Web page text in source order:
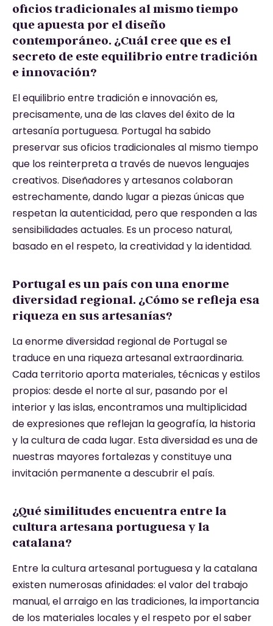
oficios tradicionales al mismo tiempo
que apuesta por el diseño
contemporáneo. ¿Cuál cree que es el
secreto de este equilibrio entre tradición
e innovación?
El equilibrio entre tradición e innovación es,
precisamente, una de las claves del éxito de la
artesanía portuguesa. Portugal ha sabido
preservar sus oficios tradicionales al mismo tiempo
que los reinterpreta a través de nuevos lenguajes
creativos. Diseñadores y artesanos colaboran
estrechamente, dando lugar a piezas únicas que
respetan la autenticidad, pero que responden a las
sensibilidades actuales. Es un proceso natural,
basado en el respeto, la creatividad y la identidad.
Portugal es un país con una enorme
diversidad regional. ¿Cómo se refleja esa
riqueza en sus artesanías?
La enorme diversidad regional de Portugal se
traduce en una riqueza artesanal extraordinaria.
Cada territorio aporta materiales, técnicas y estilos
propios: desde el norte al sur, pasando por el
interior y las islas, encontramos una multiplicidad
de expresiones que reflejan la geografía, la historia
y la cultura de cada lugar. Esta diversidad es una de
nuestras mayores fortalezas y constituye una
invitación permanente a descubrir el país.
¿Qué similitudes encuentra entre la
cultura artesana portuguesa y la
catalana?
Entre la cultura artesanal portuguesa y la catalana
existen numerosas afinidades: el valor del trabajo
manual, el arraigo en las tradiciones, la importancia
de los materiales locales y el respeto por el saber